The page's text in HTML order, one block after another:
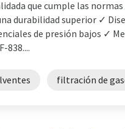
que cumple las normas
durabilidad superior ✓
de presión bajos ✓
838....
filtración de